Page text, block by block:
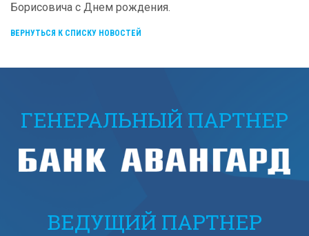
Борисовича с Днем рождения.
ВЕРНУТЬСЯ К СПИСКУ НОВОСТЕЙ
ГЕНЕРАЛЬНЫЙ ПАРТНЕР
ВЕДУЩИЙ ПАРТНЕР